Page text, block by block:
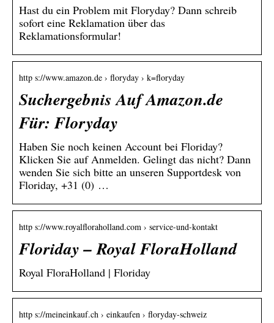
Hast du ein Problem mit Floryday? Dann schreib
sofort eine Reklamation über das
Reklamationsformular!
http s://www.amazon.de › floryday › k=floryday
Suchergebnis Auf Amazon.de
Für: Floryday
Haben Sie noch keinen Account bei Floriday?
Klicken Sie auf Anmelden. Gelingt das nicht? Dann
wenden Sie sich bitte an unseren Supportdesk von
Floriday, +31 (0) …
http s://www.royalfloraholland.com › service-und-kontakt
Floriday – Royal FloraHolland
Royal FloraHolland | Floriday
http s://meineinkauf.ch › einkaufen › floryday-schweiz